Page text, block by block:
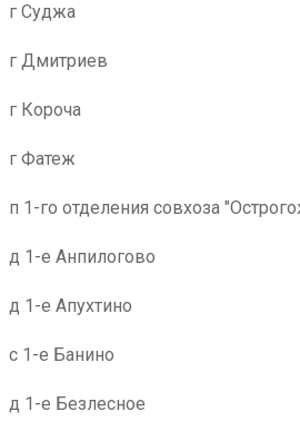
г Суджа
г Дмитриев
г Короча
г Фатеж
п 1-го отделения совхоза
д 1-е Анпилогово
д 1-е Апухтино
с 1-е Банино
д 1-е Безлесное